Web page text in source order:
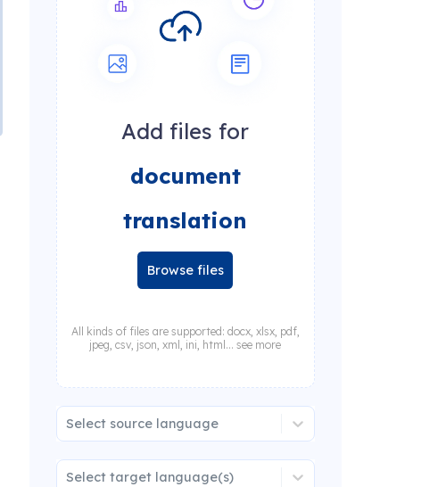
Add files for
document
translation
Browse files
All kinds of files are supported: docx, xlsx, pdf,
jpeg, csv, json, xml, ini, html... see more
Select source language
Select target language(s)